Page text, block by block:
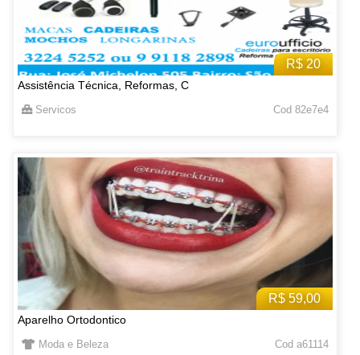
R$ 20
Assistência Técnica, Reformas, C
Servicos Cod 82e7e4
R$ 59,00
Aparelho Ortodontico
Moda e Beleza Cod a61114